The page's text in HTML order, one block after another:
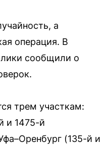
а
операция. В
сообщили о
трем участкам:
и 1475-й
(135-й и